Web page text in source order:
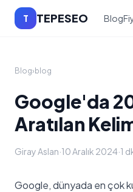
T TEPESEO Blog
Blog› blog
Google'da
Aratılan
Giray Aslan·10 Aralık 2024·1
Google, dünyada en çok